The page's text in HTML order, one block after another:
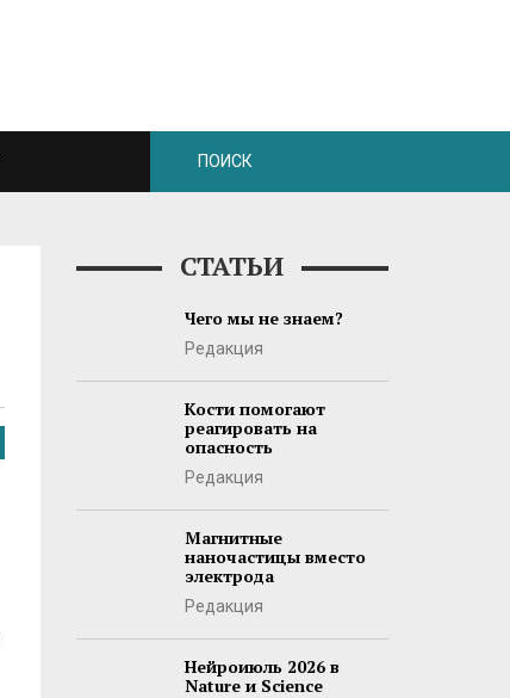
СТАТЬИ
Чего мы не знаем?
Редакция
Кости помогают
реагировать на
опасность
Редакция
Магнитные
наночастицы вместо
электрода
Редакция
Нейроиюль 2026 в
Nature и Science